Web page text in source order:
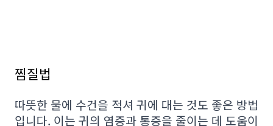
찜질법
따뜻한 물에 수건을 적셔 귀에 대는 것도 좋은 방법
입니다. 이는 귀의 염증과 통증을 줄이는 데 도움이